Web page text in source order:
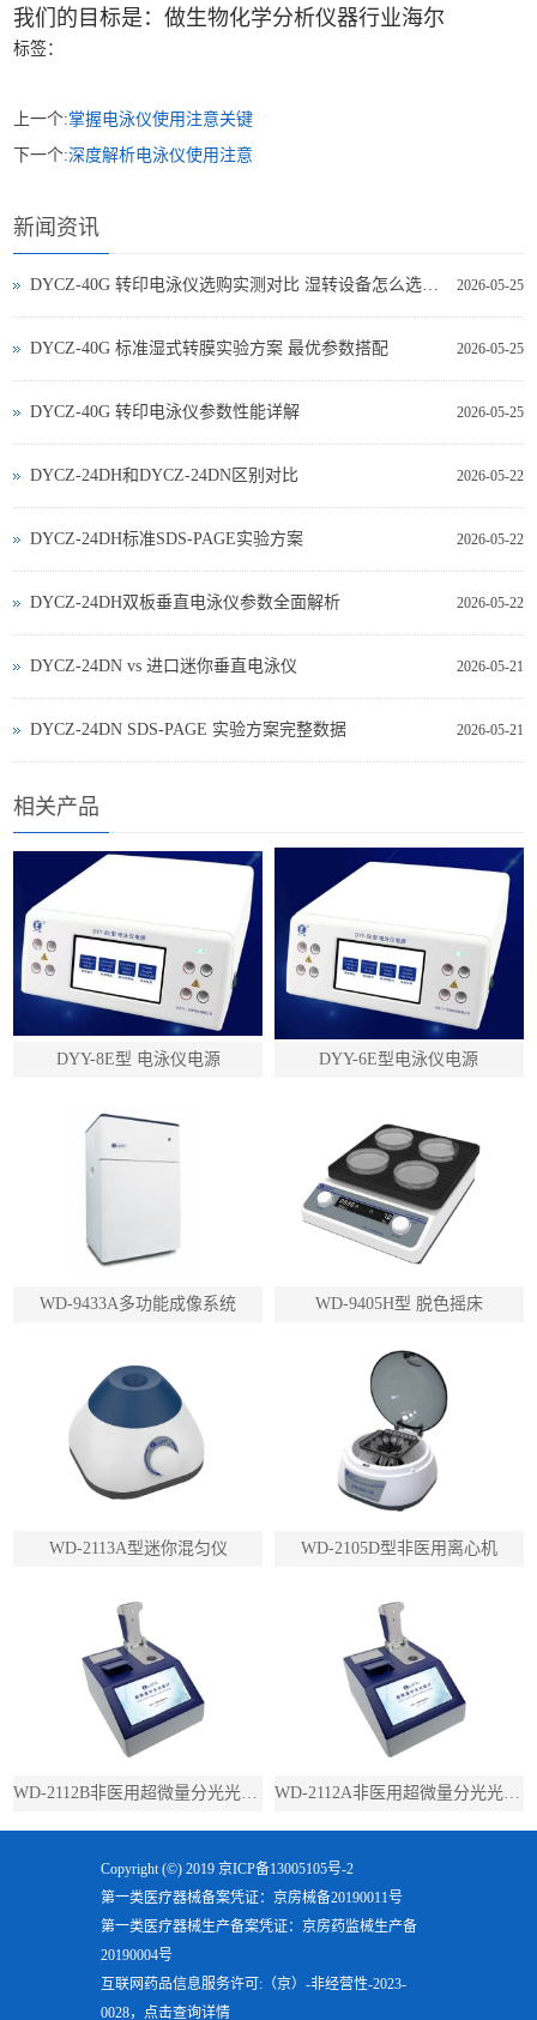
我们的目标是：做生物化学分析仪器行业海尔
标签：
上一个:掌握电泳仪使用注意关键
下一个:深度解析电泳仪使用注意
新闻资讯
2026-05-25
DYCZ-40G 转印电泳仪选购实测对比 湿转设备怎么选不踩坑
2026-05-25
DYCZ-40G 标准湿式转膜实验方案 最优参数搭配
2026-05-25
DYCZ-40G 转印电泳仪参数性能详解
2026-05-22
DYCZ-24DH和DYCZ-24DN区别对比
2026-05-22
DYCZ-24DH标准SDS-PAGE实验方案
2026-05-22
DYCZ-24DH双板垂直电泳仪参数全面解析
2026-05-21
DYCZ‑24DN vs 进口迷你垂直电泳仪
2026-05-21
DYCZ‑24DN SDS‑PAGE 实验方案完整数据
相关产品
DYY-8E型 电泳仪电源 DYY-6E型电泳仪电源
WD-9433A多功能成像系统 WD-9405H型 脱色摇床
WD-2113A型迷你混匀仪 WD-2105D型非医用离心机
WD-2112B非医用超微量分光光度计（带荧光） WD-2112A非医用超微量分光光度计（不带荧光）
Copyright (©) 2019 京ICP备13005105号-2
第一类医疗器械备案凭证：京房械备20190011号
第一类医疗器械生产备案凭证：京房药监械生产备
20190004号
互联网药品信息服务许可:（京）-非经营性-2023-
0028，点击查询详情